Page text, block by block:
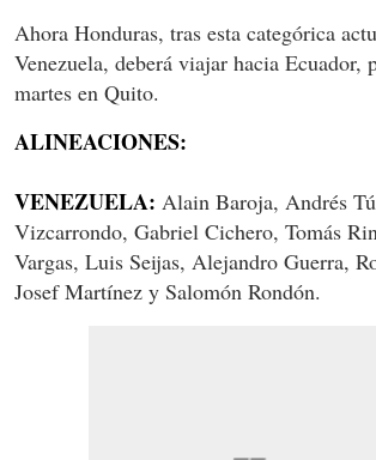
Ahora Honduras, tras esta categórica
Venezuela, deberá viajar hacia Ecuador,
martes en Quito.
ALINEACIONES:
VENEZUELA: Alain Baroja, Andrés
Vizcarrondo, Gabriel Cichero, Tomás
Vargas, Luis Seijas, Alejandro Guerra,
Josef Martínez y Salomón Rondón.